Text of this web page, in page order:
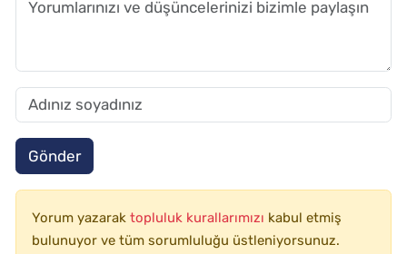
Gönder
Yorum yazarak topluluk kurallarımızı kabul etmiş
bulunuyor ve tüm sorumluluğu üstleniyorsunuz.